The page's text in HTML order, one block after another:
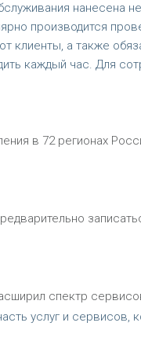
нанесена
производится
клиенты, а также
каждый час. Для
в 72 регионах
спектр
услуг и сервисов,